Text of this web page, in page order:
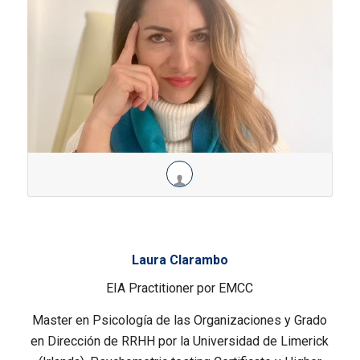
Laura Clarambo
EIA Practitioner por EMCC
Master en Psicología de las Organizaciones y Grado
en Dirección de RRHH por la Universidad de Limerick